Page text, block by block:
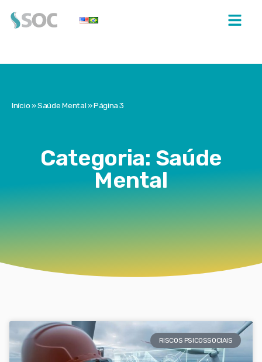
Início»Saúde Mental»Página 3
Categoria: Saúde
Mental
RISCOS PSICOSSOCIAIS